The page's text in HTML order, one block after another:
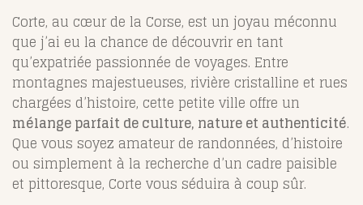
Corte, au cœur de la Corse, est un joyau méconnu
que j’ai eu la chance de découvrir en tant
qu’expatriée passionnée de voyages. Entre
montagnes majestueuses, rivière cristalline et rues
chargées d’histoire, cette petite ville offre un
mélange parfait de culture, nature et authenticité.
Que vous soyez amateur de randonnées, d’histoire
ou simplement à la recherche d’un cadre paisible
et pittoresque, Corte vous séduira à coup sûr.